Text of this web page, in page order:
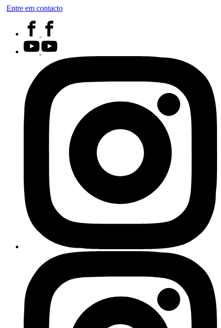
Entre em contacto